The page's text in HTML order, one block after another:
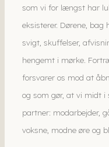
som vi for længst har
eksisterer. Dørene,
svigt, skuffelser,
hengemt i mørke.
forsvarer os mod at
og som gør, at vi midt i
partner: modarbejder,
voksne, modne øre og